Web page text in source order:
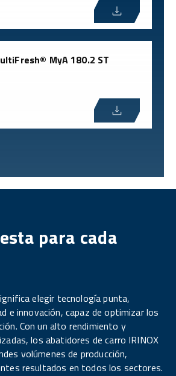
MyA 180.2 ST
para cada
elegir tecnología punta,
e innovación, capaz de optimizar los
Con un alto rendimiento y
los abatidores de carro IRINOX
volúmenes de producción,
resultados en todos los sectores.